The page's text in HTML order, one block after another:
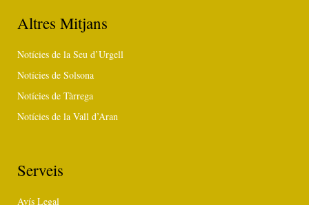
Altres Mitjans
Notícies de la Seu d’Urgell
Notícies de Solsona
Notícies de Tàrrega
Notícies de la Vall d’Aran
Serveis
Avís Legal